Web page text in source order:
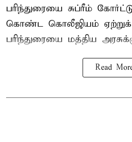
பரிந்துரையை சுப்ரீம்
கொண்ட கொலீஜியம்
பரிந்துரையை மத்திய
Read